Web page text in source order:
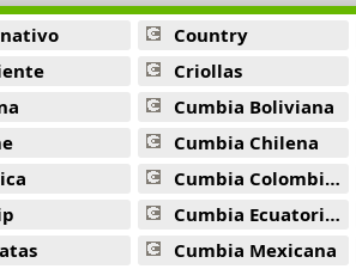
online
online
Arnais
online
online
Country
Criollas
Cumbia Boliviana
Cumbia Chilena
Cumbia Colombiana
Cumbia Ecuatoriana
Cumbia Mexicana